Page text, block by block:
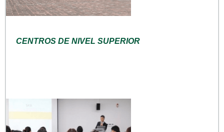
CENTROS DE NIVEL SUPERIOR